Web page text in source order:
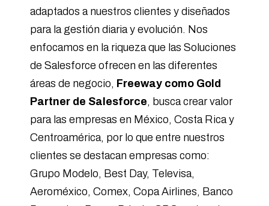
adaptados a nuestros clientes y diseñados
para la gestión diaria y evolución. Nos
enfocamos en la riqueza que las Soluciones
de Salesforce ofrecen en las diferentes
áreas de negocio, Freeway como Gold
Partner de Salesforce, busca crear valor
para las empresas en México, Costa Rica y
Centroamérica, por lo que entre nuestros
clientes se destacan empresas como:
Grupo Modelo, Best Day, Televisa,
Aeroméxico, Comex, Copa Airlines, Banco